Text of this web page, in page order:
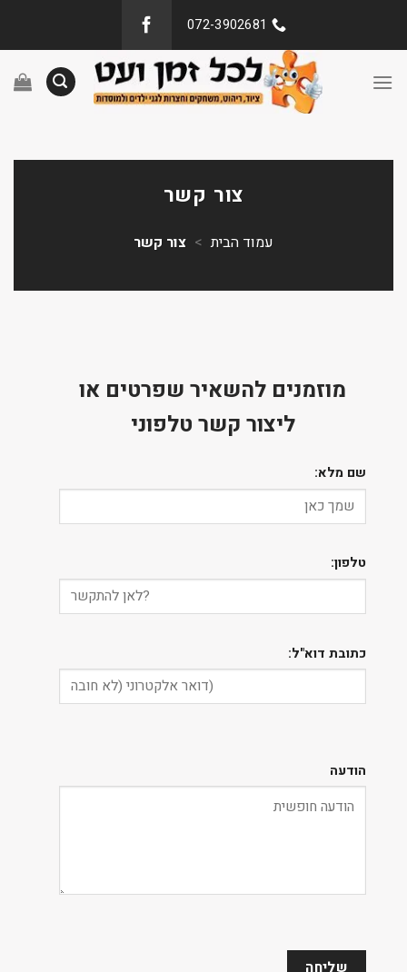
072-3902681
צור קשר
עמוד הבית > צור קשר
מוזמנים להשאיר שפרטים או
ליצור קשר טלפוני
שם מלא:
טלפון:
כתובת דוא"ל:
הודעה